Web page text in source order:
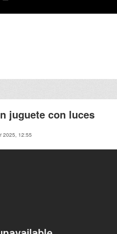
juguete con luces
2025, 12:55